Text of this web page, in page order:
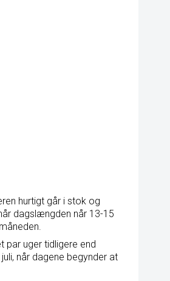
hurtigt går i stok og
dagslængden når 13-15
par uger tidligere end
når dagene begynder at